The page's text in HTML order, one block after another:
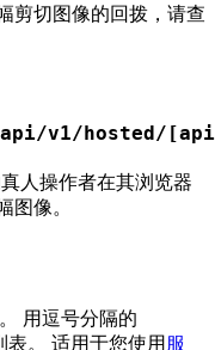
剪切图像的回拨，请查
v1/hosted/
人操作者在其浏览器
图像。
用逗号分隔的
表。 适用于您使用 服